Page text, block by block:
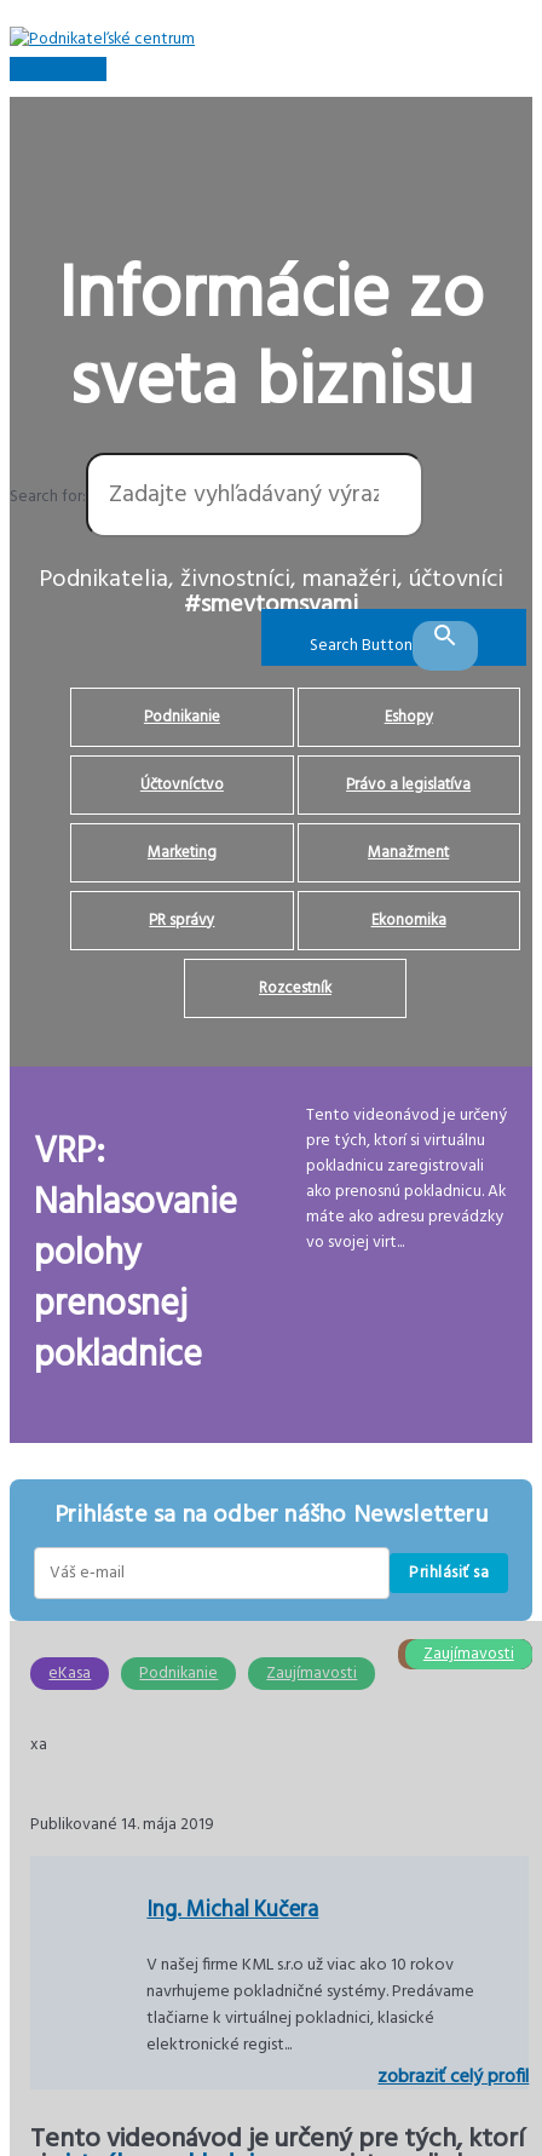
Preskočiť
na
Hlavné
Menu
Informácie zo
sveta biznisu
Search for:
Search Button
Podnikatelia, živnostníci, manažéri, účtovníci
#smevtomsvami
Podnikanie Eshopy
Účtovníctvo Právo a legislatíva
Marketing Manažment
PR správy Ekonomika
Rozcestník
VRP:
Nahlasovanie
polohy
prenosnej
pokladnice
Tento videonávod je určený
pre tých, ktorí si virtuálnu
pokladnicu zaregistrovali
ako prenosnú pokladnicu. Ak
máte ako adresu prevádzky
vo svojej virt...
Prihláste sa na odber nášho Newsletteru
Prihlásiť sa
eKasa Podnikanie Zaujímavosti
xa
Publikované 14. mája 2019
Ing. Michal Kučera
V našej firme KML s.r.o už viac ako 10 rokov
navrhujeme pokladničné systémy. Predávame
tlačiarne k virtuálnej pokladnici, klasické
elektronické regist...
zobraziť celý profil
Tento videonávod je určený pre tých, ktorí
Ekonomika
Ekonomika
eKasa
Podnikanie
Stavebníctvo
Zaujímavosti